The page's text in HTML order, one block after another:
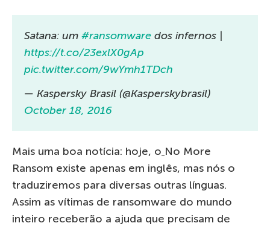
Satana: um #ransomware dos infernos |
https://t.co/23exlX0gAp
pic.twitter.com/9wYmh1TDch
— Kaspersky Brasil (@Kasperskybrasil)
October 18, 2016
Mais uma boa notícia: hoje, o No More
Ransom existe apenas em inglês, mas nós o
traduziremos para diversas outras línguas.
Assim as vítimas de ransomware do mundo
inteiro receberão a ajuda que precisam de